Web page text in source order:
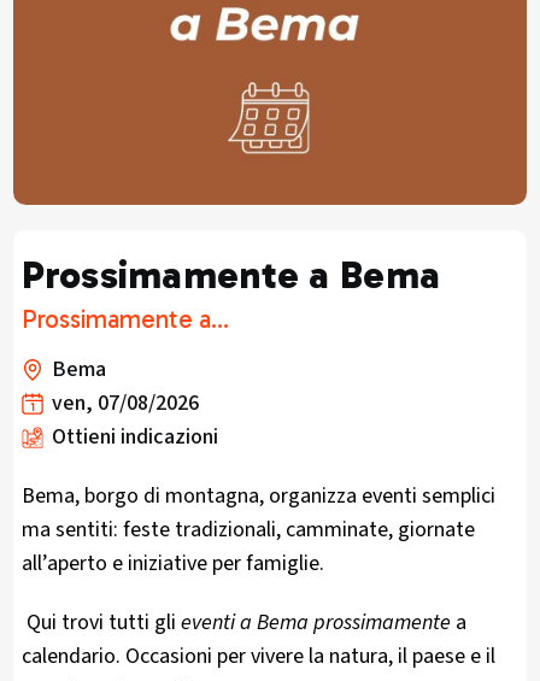
Prossimamente a Bema
Prossimamente a...
Bema
ven, 07/08/2026
Ottieni indicazioni
Bema, borgo di montagna, organizza eventi semplici
ma sentiti: feste tradizionali, camminate, giornate
all’aperto e iniziative per famiglie.
Qui trovi tutti gli eventi a Bema prossimamente a
calendario. Occasioni per vivere la natura, il paese e il